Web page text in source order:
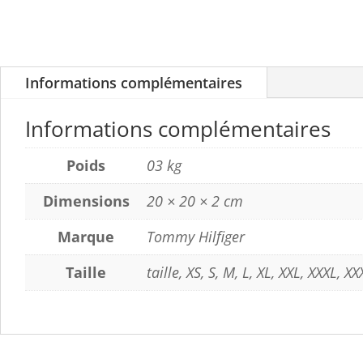
Informations complémentaires
Informations complémentaires
Poids
03 kg
Dimensions
20 × 20 × 2 cm
Marque
Tommy Hilfiger
Taille
taille, XS, S, M, L, XL, XXL, XXXL,